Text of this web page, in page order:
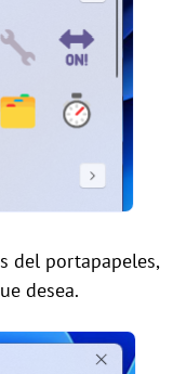
del portapapeles,
desea.